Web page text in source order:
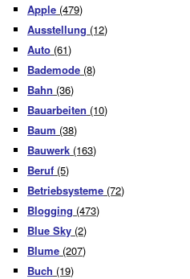
Apple (479)
Ausstellung (12)
Auto (61)
Bademode (8)
Bahn (36)
Bauarbeiten (10)
Baum (38)
Bauwerk (163)
Beruf (5)
Betriebsysteme (72)
Blogging (473)
Blue Sky (2)
Blume (207)
Buch (19)